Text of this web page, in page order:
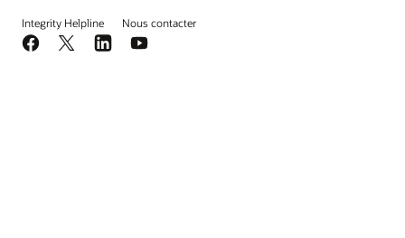
Integrity Helpline Nous contacter
Facebook
X LinkedInYouTube